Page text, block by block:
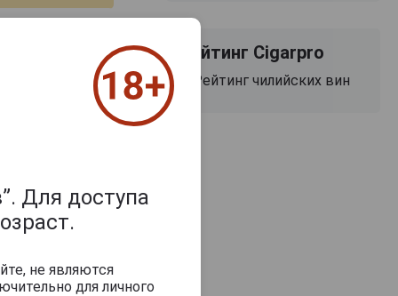
Alcohol
Совиньон
Рейтинг Cigarpro
Рейтинг чилийских вин
Для доступа
не являются
для личного